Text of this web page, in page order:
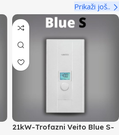
Prikaži još..
21kW-Trofazni Veito Blue S-